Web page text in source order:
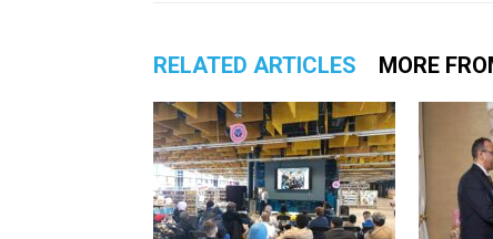
RELATED ARTICLES MORE